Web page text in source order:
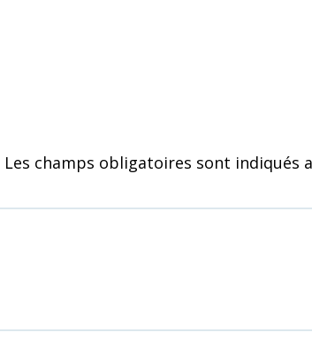
Les champs obligatoires sont indiqués